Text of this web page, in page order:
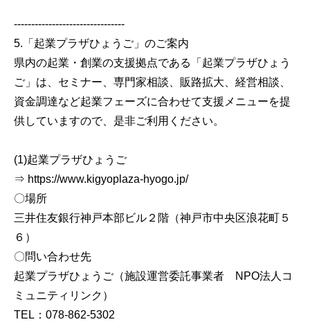
--------------------------------
5.「起業プラザひょうご」のご案内
県内の起業・創業の支援拠点である「起業プラザひょう
ご」は、セミナー、専門家相談、販路拡大、経営相談、
資金調達など起業フェーズに合わせて支援メニューを提
供していますので、是非ご利用ください。
(1)起業プラザひょうご
⇒ https://www.kigyoplaza-hyogo.jp/
〇場所
三井住友銀行神戸本部ビル２階（神戸市中央区浪花町５
６）
〇問い合わせ先
起業プラザひょうご（施設運営委託事業者 NPO法人コ
ミュニティリンク）
TEL：078-862-5302